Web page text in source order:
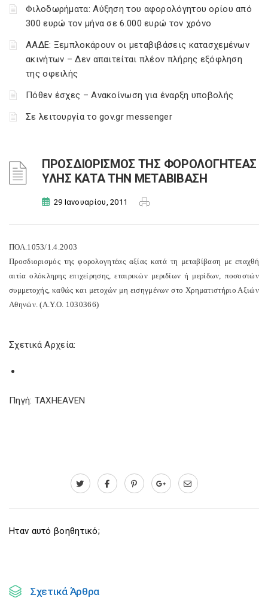
Φιλοδωρήματα: Αύξηση του αφορολόγητου ορίου από
300 ευρώ τον μήνα σε 6.000 ευρώ τον χρόνο
ΑΑΔΕ: Ξεμπλοκάρουν οι μεταβιβάσεις κατασχεμένων
ακινήτων – Δεν απαιτείται πλέον πλήρης εξόφληση
της οφειλής
Πόθεν έσχες – Ανακοίνωση για έναρξη υποβολής
Σε λειτουργία το gov.gr messenger
ΠΡΟΣΔΙΟΡΙΣΜΟΣ ΤΗΣ ΦΟΡΟΛΟΓΗΤΕΑΣ
ΥΛΗΣ ΚΑΤΑ ΤΗΝ ΜΕΤΑΒΙΒΑΣΗ
29 Ιανουαρίου, 2011
ΠΟΛ.1053/1.4.2003
Προσδιορισμός της φορολογητέας αξίας κατά τη μεταβίβαση με επαχθή
αιτία ολόκληρης επιχείρησης, εταιρικών μεριδίων ή μερίδων, ποσοστών
συμμετοχής, καθώς και μετοχών μη εισηγμένων στο Χρηματιστήριο Αξιών
Αθηνών. (A.Y.O. 1030366)
Σχετικά Αρχεία:
Πηγή: TAXHEAVEN
Ηταν αυτό βοηθητικό;
Σχετικά Άρθρα